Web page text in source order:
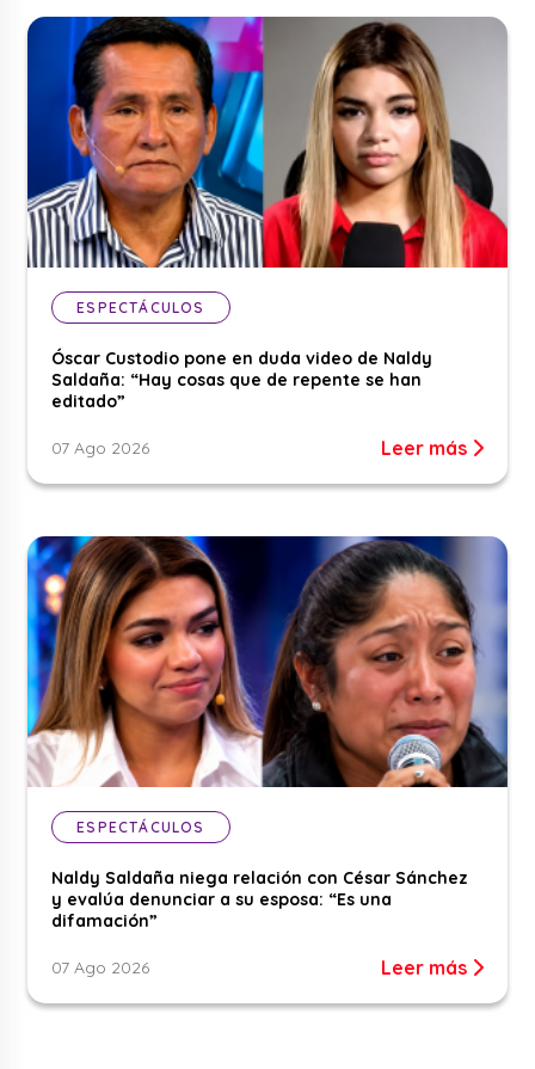
ESPECTÁCULOS
Óscar Custodio pone en duda video de Naldy
Saldaña: “Hay cosas que de repente se han
editado”
07 Ago 2026 Leer más
ESPECTÁCULOS
Naldy Saldaña niega relación con César Sánchez
y evalúa denunciar a su esposa: “Es una
difamación”
07 Ago 2026 Leer más